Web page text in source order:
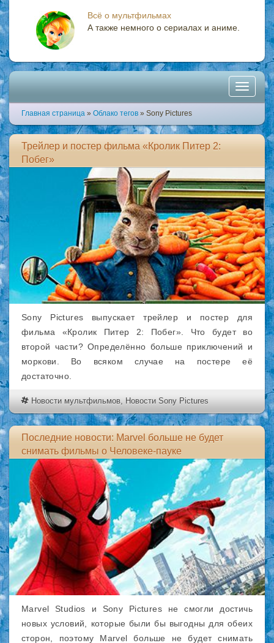
Всё о мультфильмах
А также немного о сериалах и аниме.
Toggle
Главная страница » Облако тегов » Sony Pictures
Трейлер и постер фильма «Кролик Питер 2:
Побег»
Sony Pictures выпускает трейлер и постер для
фильма «Кролик Питер 2: Побег». Что будет во
второй части? Определённо больше приключений и
моркови. Во всяком случае на постере её
достаточно.
Новости мультфильмов, Новости Sony Pictures
Последние новости: Marvel больше не будет
снимать фильмы о Человеке-пауке
Marvel Studios и Sony Pictures не смогли достичь
новых условий, которые были бы выгодны для обеих
сторон, поэтому Marvel больше не будет снимать